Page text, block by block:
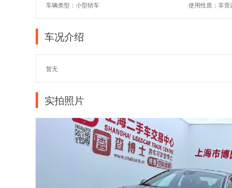
车辆类型：小型轿车 使用性质：非营
车况介绍
暂无
实拍照片